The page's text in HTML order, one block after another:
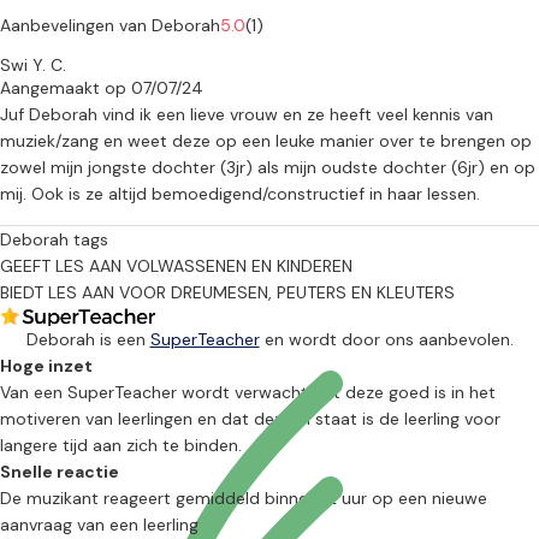
- basis van noten en ritme;
kinderstem;
- kleine liedjes of ritmes spelen op bv. klokkenspel, keyboard,
Boomwhackers, blokfluit en/of ocarina (klein blaasinstrument);
- luisteren naar muziek;
- een gast ontvangen die een instrument speelt zoals bijvoorbeeld
viool of trompet.
Kinderkoor
Ik heb ook op diverse locaties mogelijkheden om een of meer
kinderkoren te starten voor kinderen vanaf groep 4 van de
basisschool.
Deze repetities omvatten onder andere:
- ritme en noten leren;
- toonoefeningen;
- vrolijke warming-upoefeningen gebaseerd op de mogelijkheden
van de kinderstem;
- liedjes uit verschillende landen, tijden en genres;
- begin van meerstemmig zingen met behulp van Canons en Circle
Aanbevelingen van Deborah5.0(1)
Swi Y. C.
Aangemaakt op 07/07/24
Juf Deborah vind ik een lieve vrouw en ze heeft veel kennis van
muziek/zang en weet deze op een leuke manier over te brengen op
zowel mijn jongste dochter (3jr) als mijn oudste dochter (6jr) en op
mij. Ook is ze altijd bemoedigend/constructief in haar lessen.
Deborah tags
GEEFT LES AAN VOLWASSENEN EN KINDEREN
BIEDT LES AAN VOOR DREUMESEN, PEUTERS EN KLEUTERS
Deborah is een SuperTeacheren wordt door ons aanbevolen.
Hoge inzet
Van een SuperTeacher wordt verwacht dat deze goed is in het
motiveren van leerlingen en dat deze in staat is de leerling voor
langere tijd aan zich te binden.
Snelle reactie
De muzikant reageert gemiddeld binnen 12 uur op een nieuwe
aanvraag van een leerling